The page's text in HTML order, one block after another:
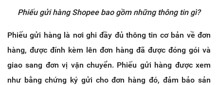
Phiếu gửi hàng Shopee bao gồm những thông tin gì?
Phiếu gửi hàng là nơi ghi đầy đủ thông tin cơ bản về đơn
hàng, được đính kèm lên đơn hàng đã được đóng gói và
giao sang đơn vị vận chuyển. Phiếu gửi hàng được xem
như bằng chứng ký gửi cho đơn hàng đó, đảm bảo sản